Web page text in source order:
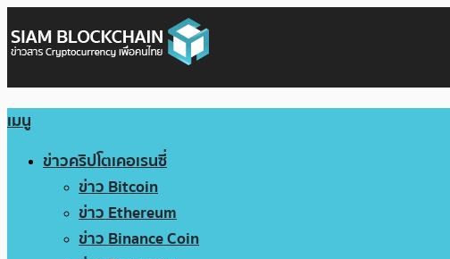
เมนู
ข่าวคริปโตเคอเรนซี่
ข่าว Bitcoin
ข่าว Ethereum
ข่าว Binance Coin